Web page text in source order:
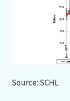
Source: SCHL